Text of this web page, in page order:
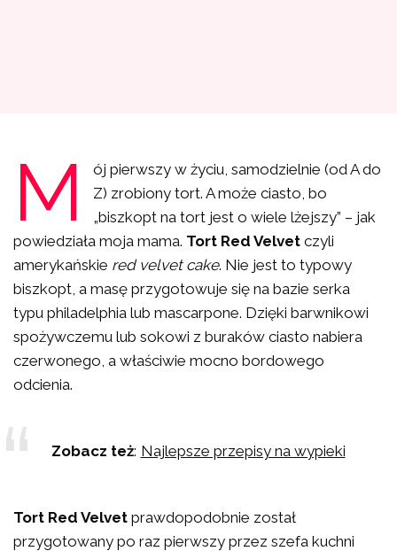
M
ój pierwszy w życiu, samodzielnie (od A do
Z) zrobiony tort. A może ciasto, bo
„biszkopt na tort jest o wiele lżejszy” – jak
powiedziała moja mama. Tort Red Velvet czyli
amerykańskie red velvet cake. Nie jest to typowy
biszkopt, a masę przygotowuje się na bazie serka
typu philadelphia lub mascarpone. Dzięki barwnikowi
spożywczemu lub sokowi z buraków ciasto nabiera
czerwonego, a właściwie mocno bordowego
odcienia.
Zobacz też: Najlepsze przepisy na wypieki
Tort Red Velvet prawdopodobnie został
przygotowany po raz pierwszy przez szefa kuchni